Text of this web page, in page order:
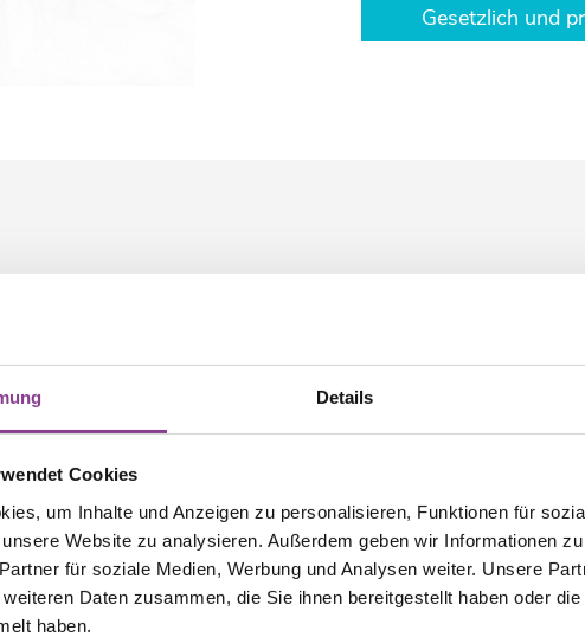
Details
Cookies
um Inhalte und Anzeigen zu personalisieren, Funktionen für
Website zu analysieren. Außerdem geben wir Informationen
für soziale Medien, Werbung und Analysen weiter. Unsere
Daten zusammen, die Sie ihnen bereitgestellt haben oder
haben.
Gesetzlich und
Sie uns Ihre Wünsche
uns bereits bei der Anmeldung bzw. der Terminvergabe
für sich wünschen.